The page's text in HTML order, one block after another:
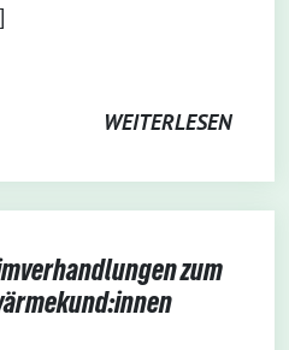
WEITERLESEN
zum